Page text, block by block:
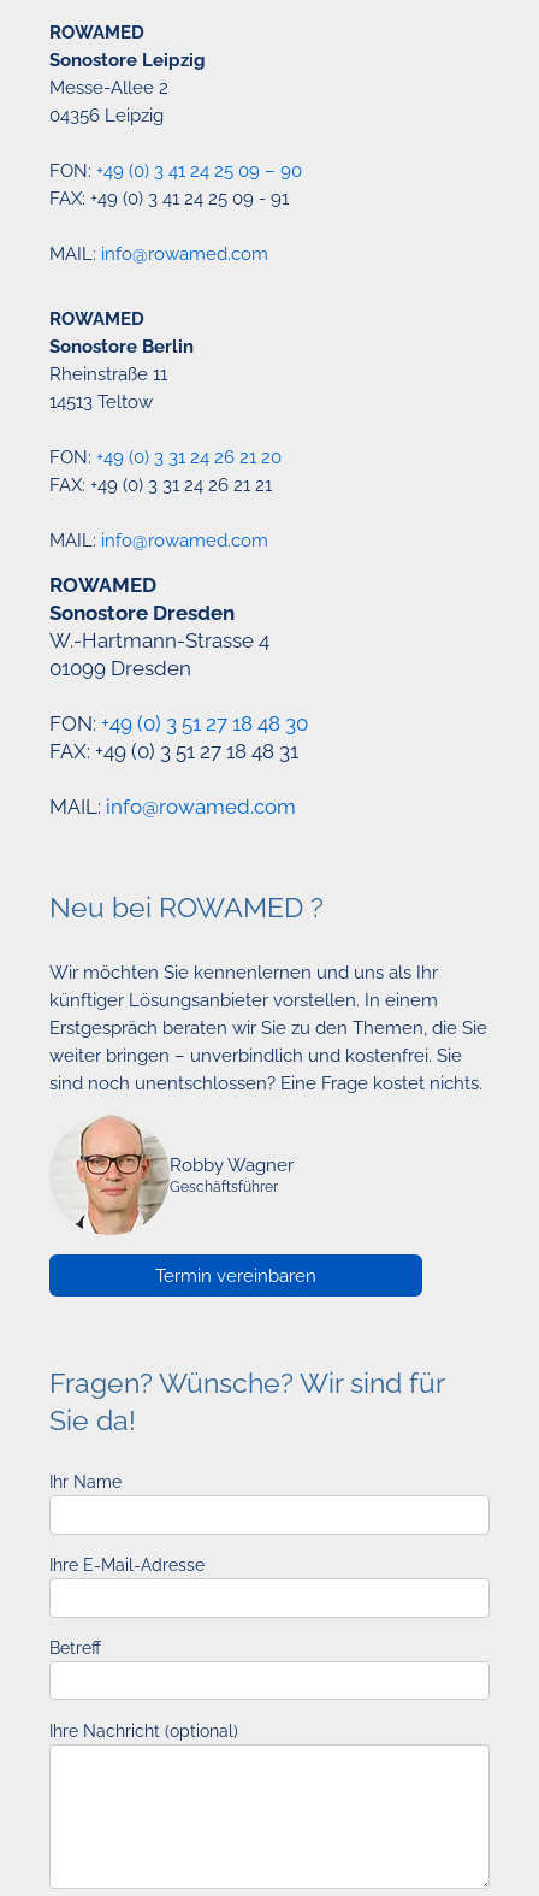
ROWAMED
Sonostore Leipzig
Messe-Allee 2
04356 Leipzig
FON:+49 (0) 3 41 24 25 09 – 90
FAX: +49 (0) 3 41 24 25 09 - 91
MAIL: info@rowamed.com
ROWAMED
Sonostore Berlin
Rheinstraße 11
14513 Teltow
FON:+49 (0) 3 31 24 26 21 20
FAX: +49 (0) 3 31 24 26 21 21
MAIL: info@rowamed.com
ROWAMED
Sonostore Dresden
W.-Hartmann-Strasse 4
01099 Dresden
FON:+49 (0) 3 51 27 18 48 30
FAX: +49 (0) 3 51 27 18 48 31
MAIL: info@rowamed.com
Neu bei ROWAMED ?
Wir möchten Sie kennenlernen und uns als Ihr
künftiger Lösungsanbieter vorstellen. In einem
Erstgespräch beraten wir Sie zu den Themen, die Sie
weiter bringen – unverbindlich und kostenfrei. Sie
sind noch unentschlossen? Eine Frage kostet nichts.
Robby Wagner
Geschäftsführer
Termin vereinbaren
Fragen? Wünsche? Wir sind für
Sie da!
Ihr Name
Ihre E-Mail-Adresse
Betreff
Ihre Nachricht (optional)